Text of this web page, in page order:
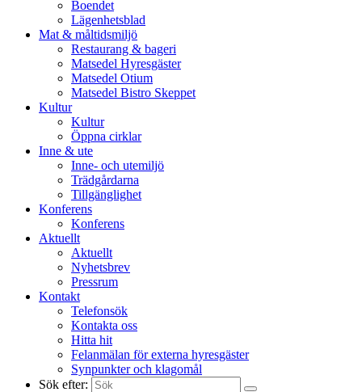
Boendet
Lägenhetsblad
Mat & måltidsmiljö
Restaurang & bageri
Matsedel Hyresgäster
Matsedel Otium
Matsedel Bistro Skeppet
Kultur
Kultur
Öppna cirklar
Inne & ute
Inne- och utemiljö
Trädgårdarna
Tillgänglighet
Konferens
Konferens
Aktuellt
Aktuellt
Nyhetsbrev
Pressrum
Kontakt
Telefonsök
Kontakta oss
Hitta hit
Felanmälan för externa hyresgäster
Synpunkter och klagomål
Sök efter: